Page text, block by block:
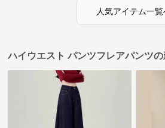
人気アイテム一覧
ハイウエスト パンツフレアパンツ